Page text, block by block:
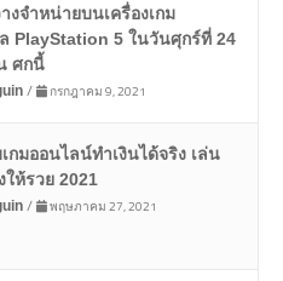
งจำหน่ายบนเครื่องเกม
PlayStation 5 ในวันศุกร์ที่ 24
ศกนี้
/ กรกฎาคม 9, 2021
กมออนไลน์ทำเงินได้จริง เล่น
ให้รวย 2021
/ พฤษภาคม 27, 2021